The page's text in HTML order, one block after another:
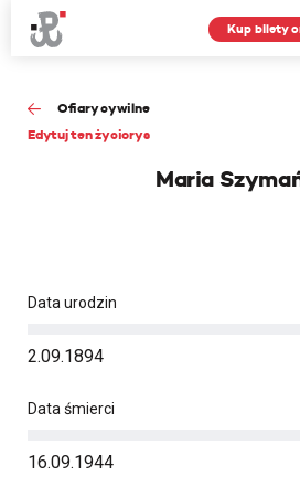
Kup bilety
Ofiary cywilne
Edytuj ten życiorys
Maria
Data urodzin
2.09.1894
Data śmierci
16.09.1944